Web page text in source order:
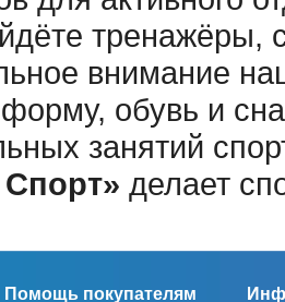
тренажёры,
внимание
обувь и
занятий
делает
Помощь покупателям